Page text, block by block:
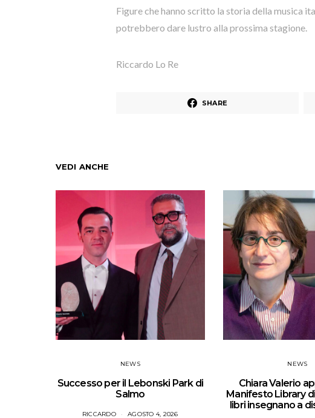
Figure che hanno scritto la storia della musica
potrebbero dare lustro alla prossima stagione.
Riccardo Lo Re
SHARE
VEDI ANCHE
NEWS
Successo per il Lebonski Park di
Salmo
RICCARDO AGOSTO 4, 2026
NEWS
Chiara Valerio
Manifesto Library
libri insegnano a